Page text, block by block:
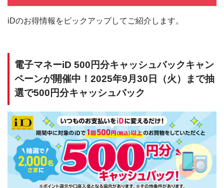
iDのお得情報をピックアップしてご紹介します。
電子マネーiD 500円分キャッシュバックキャン
ペーンが開催中！2025年9月30日（火）まで抽
選で500円分キャッシュバック